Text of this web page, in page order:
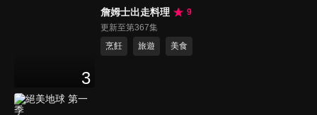
3
詹姆士出走料理
9
更新至第367集
烹飪
旅遊 美食